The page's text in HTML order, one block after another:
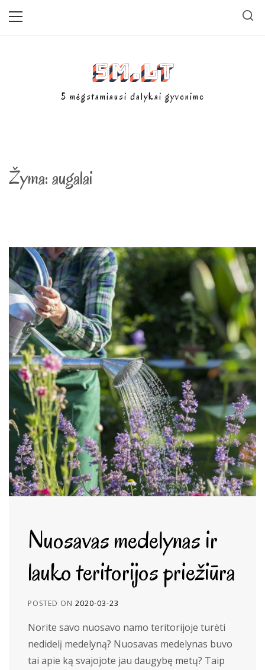
5m.lt
5 mėgstamiausi dalykai gyvenime
Žyma:augalai
Nuosavas medelynas ir
lauko teritorijos priežiūra
POSTED ON 2020-03-23
Norite savo nuosavo namo teritorijoje turėti
nedidelį medelyną? Nuosavas medelynas buvo
tai apie ką svajojote jau daugybę metų? Taip